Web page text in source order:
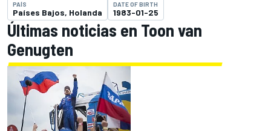
PAÍS
Países Bajos, Holanda
DATE OF BIRTH
1983-01-25
Últimas noticias en Toon van
Genugten